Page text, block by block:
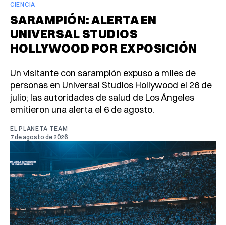
CIENCIA
SARAMPIÓN: ALERTA EN
UNIVERSAL STUDIOS
HOLLYWOOD POR EXPOSICIÓN
Un visitante con sarampión expuso a miles de
personas en Universal Studios Hollywood el 26 de
julio; las autoridades de salud de Los Ángeles
emitieron una alerta el 6 de agosto.
EL PLANETA TEAM
7 de agosto de 2026